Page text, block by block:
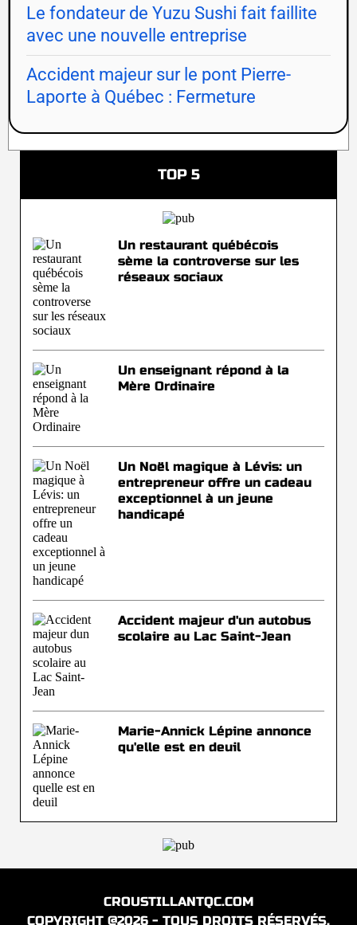
Le fondateur de Yuzu Sushi fait faillite
avec une nouvelle entreprise
Accident majeur sur le pont Pierre-
Laporte à Québec : Fermeture
TOP 5
Un restaurant québécois
sème la controverse sur les
réseaux sociaux
Un enseignant répond à la
Mère Ordinaire
Un Noël magique à Lévis: un
entrepreneur offre un cadeau
exceptionnel à un jeune
handicapé
Accident majeur d'un autobus
scolaire au Lac Saint-Jean
Marie-Annick Lépine annonce
qu'elle est en deuil
CROUSTILLANTQC.COM
COPYRIGHT @2026 - TOUS DROITS RÉSERVÉS.